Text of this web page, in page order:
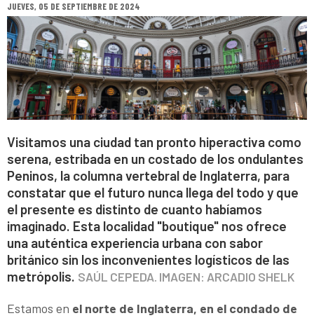
JUEVES, 05 DE SEPTIEMBRE DE 2024
Visitamos una ciudad tan pronto hiperactiva como
serena, estribada en un costado de los ondulantes
Peninos, la columna vertebral de Inglaterra, para
constatar que el futuro nunca llega del todo y que
el presente es distinto de cuanto habíamos
imaginado. Esta localidad "boutique" nos ofrece
una auténtica experiencia urbana con sabor
británico sin los inconvenientes logísticos de las
metrópolis. SAÚL CEPEDA. IMAGEN: ARCADIO SHELK
Estamos en el norte de Inglaterra, en el condado de